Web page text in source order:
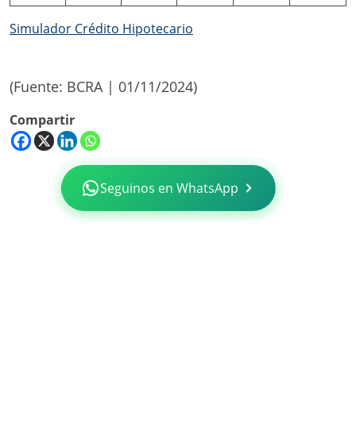
Simulador Crédito Hipotecario
(Fuente: BCRA | 01/11/2024)
Compartir
Seguinos en WhatsApp